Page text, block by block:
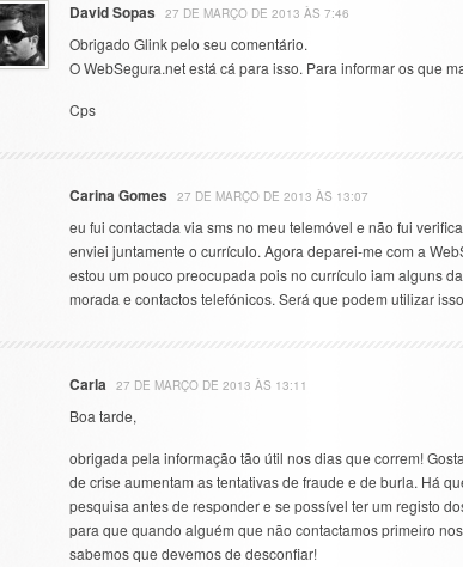
David Sopas 27 DE MARÇO DE 2013 ÀS 7:46
Obrigado Glink pelo seu comentário.
O WebSegura.net está cá para isso. Para informar os que
Cps
Carina Gomes 27 DE MARÇO DE 2013 ÀS 13:07
eu fui contactada via sms no meu telemóvel e não fui
enviei juntamente o currículo. Agora deparei-me com a
estou um pouco preocupada pois no currículo iam alguns
morada e contactos telefónicos. Será que podem utilizar
Carla 27 DE MARÇO DE 2013 ÀS 13:11
Boa tarde,
obrigada pela informação tão útil nos dias que correm!
de crise aumentam as tentativas de fraude e de burla. Há
pesquisa antes de responder e se possível ter um registo
para que quando alguém que não contactamos primeiro
sabemos que devemos de desconfiar!